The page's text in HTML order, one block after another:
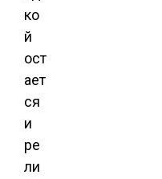
ко
й
ост
ает
ся
и
ре
ли